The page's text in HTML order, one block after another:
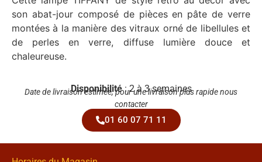
son abat-jour composé de pièces en pâte de verre
montées à la manière des vitraux orné de libellules et
de perles en verre, diffuse lumière douce et
chaleureuse.
Disponibilité: 2 à 3 semaines
Date de livraison estimée, pour une livraison plus rapide nous
contacter
01 60 07 71 11